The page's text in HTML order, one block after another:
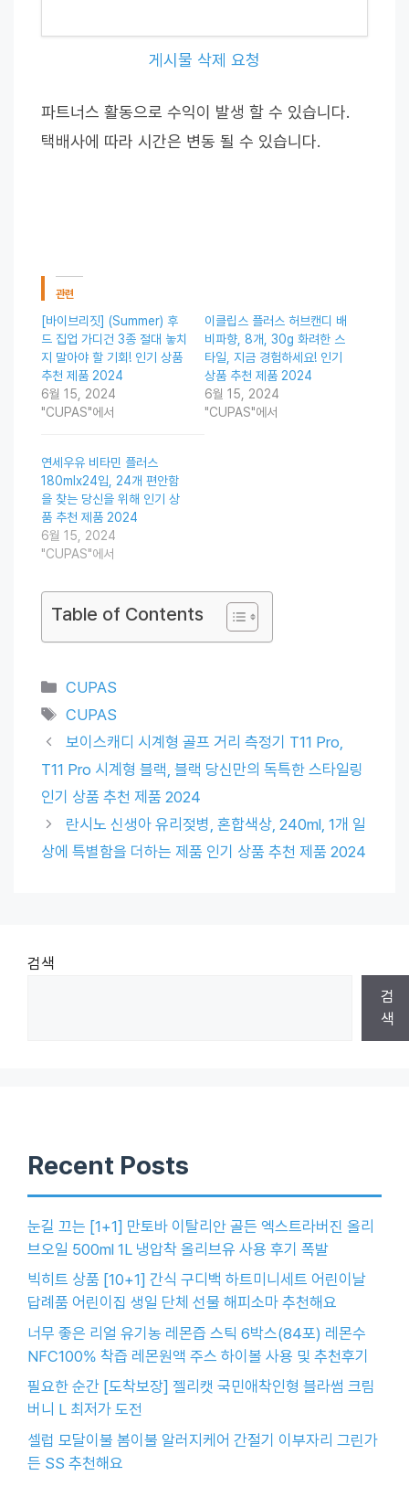
게시물 삭제 요청
파트너스 활동으로 수익이 발생 할 수 있습니다.
택배사에 따라 시간은 변동 될 수 있습니다.
관련
[바이브리짓] (Summer) 후
드 집업 가디건 3종 절대 놓치
지 말아야 할 기회! 인기 상품
추천 제품 2024
6월 15, 2024
"CUPAS"에서
이클립스 플러스 허브캔디 배
비파향, 8개, 30g 화려한 스
타일, 지금 경험하세요! 인기
상품 추천 제품 2024
6월 15, 2024
"CUPAS"에서
연세우유 비타민 플러스
180mlx24입, 24개 편안함
을 찾는 당신을 위해 인기 상
품 추천 제품 2024
6월 15, 2024
"CUPAS"에서
Table of Contents
Categories
CUPAS
Tags
CUPAS
보이스캐디 시계형 골프 거리 측정기 T11 Pro,
T11 Pro 시계형 블랙, 블랙 당신만의 독특한 스타일링
인기 상품 추천 제품 2024
란시노 신생아 유리젖병, 혼합색상, 240ml, 1개 일
상에 특별함을 더하는 제품 인기 상품 추천 제품 2024
검색
검
색
Recent Posts
눈길 끄는 [1+1] 만토바 이탈리안 골든 엑스트라버진 올리
브오일 500ml 1L 냉압착 올리브유 사용 후기 폭발
빅히트 상품 [10+1] 간식 구디백 하트미니세트 어린이날
답례품 어린이집 생일 단체 선물 해피소마 추천해요
너무 좋은 리얼 유기농 레몬즙 스틱 6박스(84포) 레몬수
NFC100% 착즙 레몬원액 주스 하이볼 사용 및 추천후기
필요한 순간 [도착보장] 젤리캣 국민애착인형 블라썸 크림
버니 L 최저가 도전
셀럽 모달이불 봄이불 알러지케어 간절기 이부자리 그린가
든 SS 추천해요